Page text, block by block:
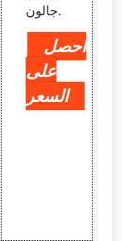
جالون.
احصل
على
السعر